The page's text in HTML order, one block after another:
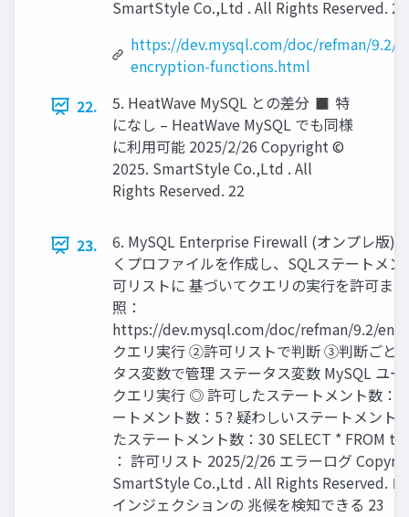
SmartStyle Co.,Ltd . All Rights Reserved. 21
https://dev.mysql.com/doc/refman/9.2/
encryption-functions.html
22.
5. HeatWave MySQL との差分 ◼ 特
になし – HeatWave MySQL でも同様
に利用可能 2025/2/26 Copyright ©
2025. SmartStyle Co.,Ltd . All
Rights Reserved. 22
23.
6. MySQL Enterprise Firewall (オンプレ版)
くプロファイルを作成し、SQLステートメ
可リストに 基づいてクエリの実行を許可ま
照：
https://dev.mysql.com/doc/refman/9.2/
クエリ実行 ②許可リストで判断 ③判断ごと
タス変数で管理 ステータス変数 MySQL ユ
クエリ実行 ◎ 許可したステートメント数：
ートメント数：5 ? 疑わしいステートメント
たステートメント数：30 SELECT * FROM
： 許可リスト 2025/2/26 エラーログ
SmartStyle Co.,Ltd . All Rights Reserved.
インジェクションの 兆候を検知できる 23